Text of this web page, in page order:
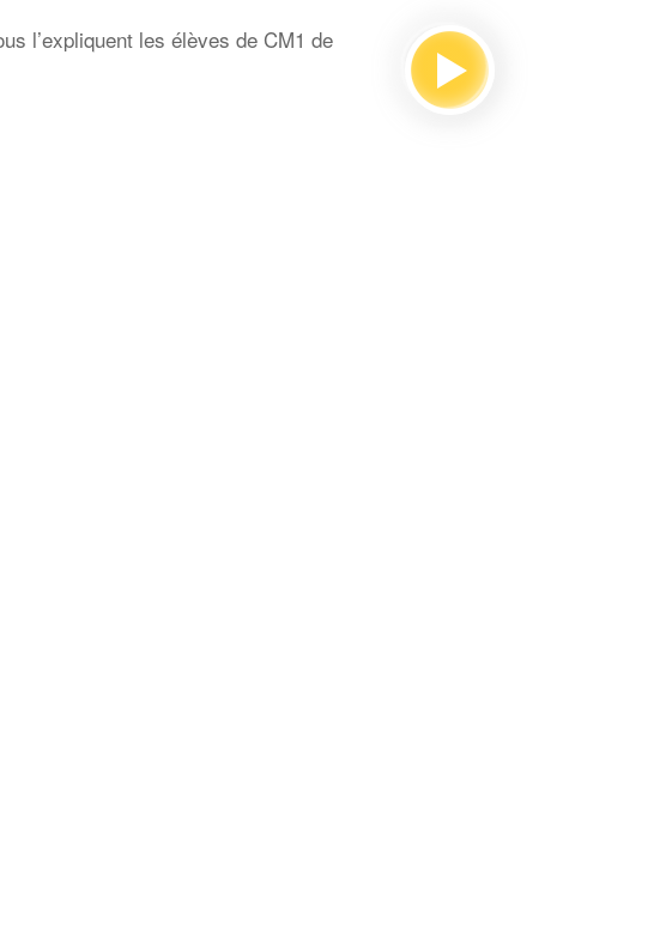
l’expliquent les élèves de CM1 de